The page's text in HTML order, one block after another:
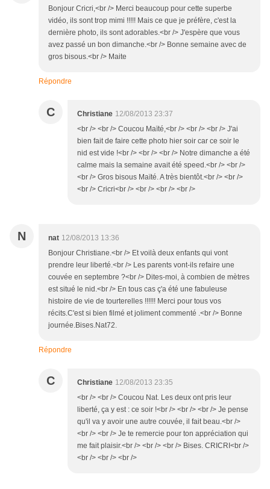
Bonjour Cricri,<br /> Merci beaucoup pour cette superbe
vidéo, ils sont trop mimi !!!!! Mais ce que je préfère, c'est la
dernière photo, ils sont adorables.<br /> J'espère que vous
avez passé un bon dimanche.<br /> Bonne semaine avec de
gros bisous.<br /> Maite
Répondre
C Christiane 12/08/2013 23:37
<br /> <br /> Coucou Maïté,<br /> <br /> <br /> J'ai
bien fait de faire cette photo hier soir car ce soir le
nid est vide !<br /> <br /> <br /> Notre dimanche a été
calme mais la semaine avait été speed.<br /> <br />
<br /> Gros bisous Maïté. A très bientôt.<br /> <br />
<br /> Cricri<br /> <br /> <br /> <br />
N nat 12/08/2013 13:36
Bonjour Christiane.<br /> Et voilà deux enfants qui vont
prendre leur liberté.<br /> Les parents vont-ils refaire une
couvée en septembre ?<br /> Dites-moi, à combien de mètres
est situé le nid.<br /> En tous cas ç'a été une fabuleuse
histoire de vie de tourterelles !!!!!! Merci pour tous vos
récits.C'est si bien filmé et joliment commenté .<br /> Bonne
journée.Bises.Nat72.
Répondre
C Christiane 12/08/2013 23:35
<br /> <br /> Coucou Nat. Les deux ont pris leur
liberté, ça y est : ce soir !<br /> <br /> <br /> Je pense
qu'il va y avoir une autre couvée, il fait beau.<br />
<br /> <br /> Je te remercie pour ton appréciation qui
me fait plaisir.<br /> <br /> <br /> Bises. CRICRI<br />
<br /> <br /> <br />